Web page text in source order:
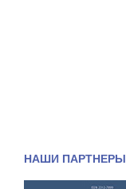
НАШИ ПАРТНЕРЫ